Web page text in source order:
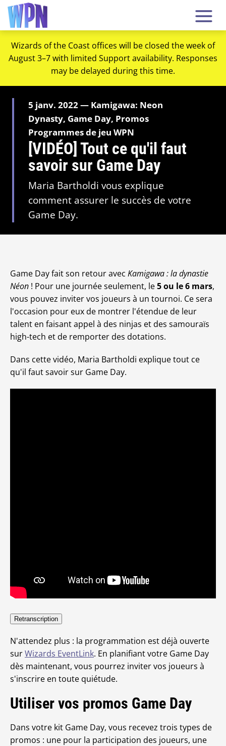
Wizards of the Coast offices will be closed the week of
August 3–7 with limited Support availability. Responses
may be delayed during this time.
5 janv. 2022 — Kamigawa: Neon
Dynasty, Game Day, Promos
Programmes de jeu WPN
[VIDÉO] Tout ce qu'il faut
savoir sur Game Day
Maria Bartholdi vous explique
comment assurer le succès de votre
Game Day.
Game Day fait son retour avec Kamigawa : la dynastie
Néon ! Pour une journée seulement, le5 ou le 6 mars,
vous pouvez inviter vos joueurs à un tournoi. Ce sera
l'occasion pour eux de montrer l'étendue de leur
talent en faisant appel à des ninjas et des samouraïs
high-tech et de remporter des dotations.
Dans cette vidéo, Maria Bartholdi explique tout ce
qu'il faut savoir sur Game Day.
Retranscription
N'attendez plus : la programmation est déjà ouverte
surWizards EventLink. En planifiant votre Game Day
dès maintenant, vous pourrez inviter vos joueurs à
s'inscrire en toute quiétude.
Utiliser vos promos Game Day
Dans votre kit Game Day, vous recevez trois types de
promos : une pour la participation des joueurs, une